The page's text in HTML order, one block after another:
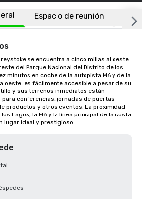
Espacio de reunión
se encuentra a cinco millas al oeste
del Parque Nacional del Distrito de los
minutos en coche de la autopista M6 y de la
oeste, es fácilmente accesible a pesar de su
y sus terrenos inmediatos están
para conferencias, jornadas de puertas
productos y otros eventos. La proximidad
Lagos, la M6 y la línea principal de la costa
lugar ideal y prestigioso.